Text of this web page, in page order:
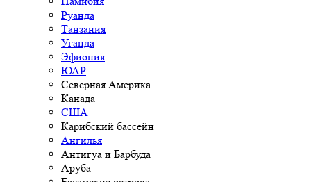
Руанда
Танзания
Уганда
Эфиопия
ЮАР
Северная Америка
Канада
США
Карибский бассейн
Ангилья
Антигуа и Барбуда
Аруба